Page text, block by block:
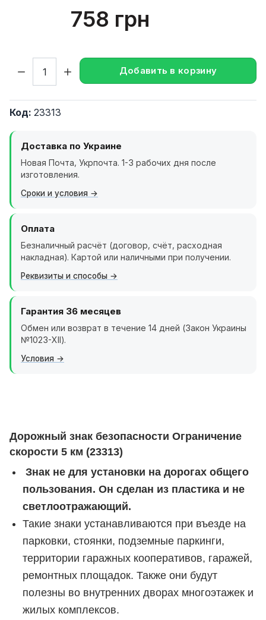
758 грн
Добавить в корзину
Код: 23313
Доставка по Украине
Новая Почта, Укрпочта. 1-3 рабочих дня после
изготовления.
Сроки и условия
Оплата
Безналичный расчёт (договор, счёт, расходная
накладная). Картой или наличными при получении.
Реквизиты и способы
Гарантия 36 месяцев
Обмен или возврат в течение 14 дней (Закон Украины
№1023-XII).
Условия
Дорожный знак безопасности Ограничение
скорости 5 км (23313)
Знак не для установки на дорогах общего
пользования. Он сделан из пластика и не
светлоотражающий.
Такие знаки устанавливаются при въезде на
парковки, стоянки, подземные паркинги,
территории гаражных кооперативов, гаражей,
ремонтных площадок. Также они будут
полезны во внутренних дворах многоэтажек и
жилых комплексов.